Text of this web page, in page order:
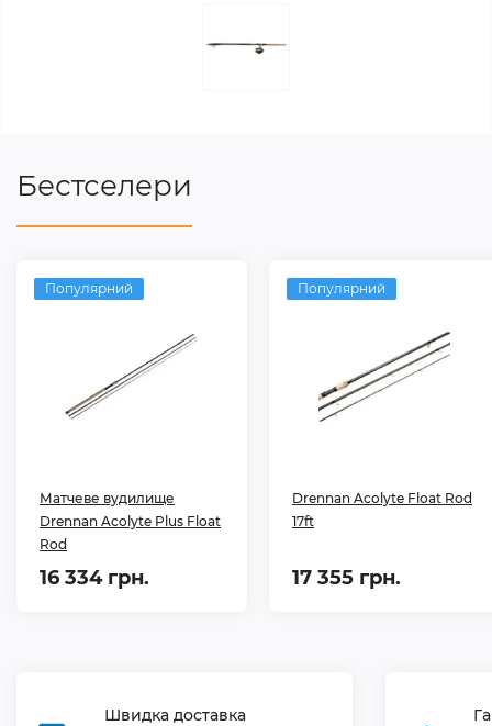
Бестселери
Популярний
Матчеве вудилище
Drennan Acolyte Plus Float
Rod
16 334 грн.
Популярний
Drennan Acolyte Float Rod
17ft
17 355 грн.
Швидка доставка